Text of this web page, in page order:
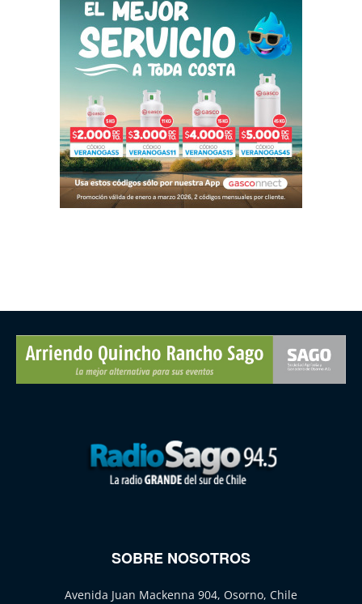
SOBRE NOSOTROS
Avenida Juan Mackenna 904, Osorno, Chile